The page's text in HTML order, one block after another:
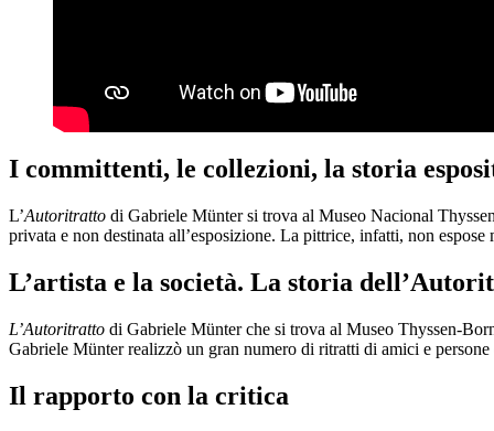
I committenti, le collezioni, la storia
L’Autoritratto di Gabriele Münter si trova al Museo Nacional
privata e non destinata all’esposizione. La pittrice, infatti, non espose
L’artista e la società. La storia
L’Autoritratto di Gabriele Münter che si trova al Museo Thyssen-
Gabriele Münter realizzò un gran numero di ritratti di amici e
Il rapporto con la critica